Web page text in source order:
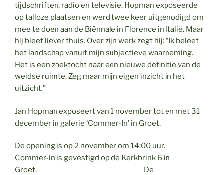
tijdschriften, radio en televisie. Hopman exposeerde
op talloze plaatsen en werd twee keer uitgenodigd om
mee te doen aan de Biënnale in Florence in Italië. Maar
hij bleef liever thuis. Over zijn werk zegt hij: “Ik beleef
het landschap vanuit mijn subjectieve waarneming.
Het is een zoektocht naar een nieuwe definitie van de
weidse ruimte. Zeg maar mijn eigen inzicht in het
uitzicht.”
Jan Hopman exposeert van 1 november tot en met 31
december in galerie ‘Commer-In’ in Groet.
De opening is op 2 november om 14:00 uur.
Commer-in is gevestigd op de Kerkbrink 6 in
Groet. De